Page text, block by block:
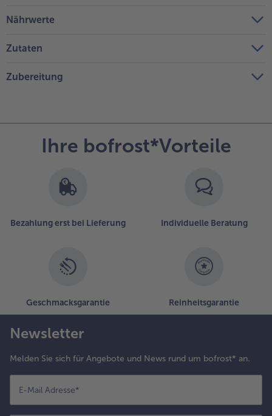
Nährwerte
Zutaten
Zubereitung
Ihre bofrost*Vorteile
Bezahlung erst bei Lieferung Individuelle Beratung
Geschmacksgarantie Reinheitsgarantie
Newsletter
Melden Sie sich für Angebote und News rund um bofrost* an.
E-Mail Adresse*